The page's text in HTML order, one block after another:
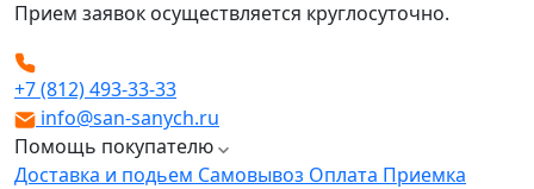
Прием заявок осуществляется круглосуточно.
+7 (812) 493-33-33
info@san-sanych.ru
Помощь покупателю
Доставка и подьем Самовывоз Оплата Приемка